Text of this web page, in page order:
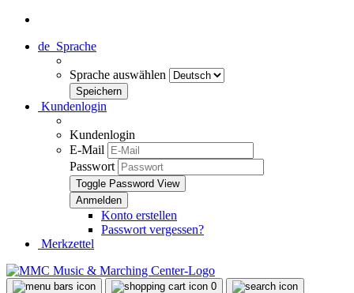
de Sprache
Sprache auswählen
Kundenlogin
Kundenlogin
E-Mail
Passwort
Toggle Password View
Konto erstellen
Passwort vergessen?
Merkzettel
0